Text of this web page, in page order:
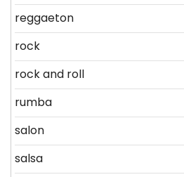
reggaeton
rock
rock and roll
rumba
salon
salsa